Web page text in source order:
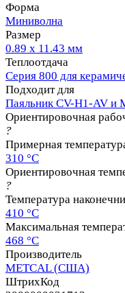
Форма
Миниволна
Размер
0.89 x 11.43 мм
Теплоотдача
Серия 800 для
Подходит для
Паяльник CV-H1-AV и
Ориентировочная
?
Примерная
310 °C
Ориентировочная
?
Температура
410 °C
Максимальная
468 °C
Производитель
METCAL (США)
ШтрихКод